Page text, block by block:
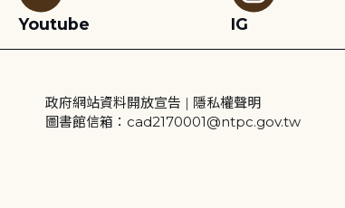
Youtube
IG
政府網站資料開放宣告 | 隱私權聲明
圖書館信箱：cad2170001@ntpc.gov.tw